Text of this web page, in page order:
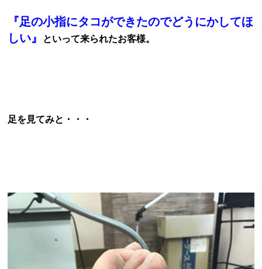
『足の小指にタコができたのでどうにかしてほ
しい』
といって来られたお客様。
足を見てみと・・・